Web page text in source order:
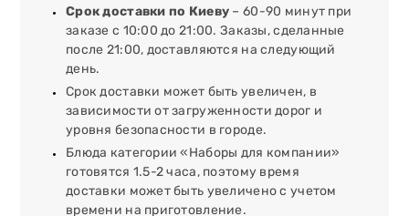
Срок доставки по Киеву – 60-90 минут при
заказе с 10:00 до 21:00. Заказы, сделанные
после 21:00, доставляются на следующий
день.
Срок доставки может быть увеличен, в
зависимости от загруженности дорог и
уровня безопасности в городе.
Блюда категории «Наборы для компании»
готовятся 1.5-2 часа, поэтому время
доставки может быть увеличено с учетом
времени на приготовление.